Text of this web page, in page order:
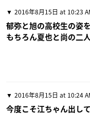
2016年8月15日 at 10:23
郁弥と旭の高校生の姿
もちろん夏也と尚の二
2016年8月15日 at 10:24
今度こそ江ちゃん出し